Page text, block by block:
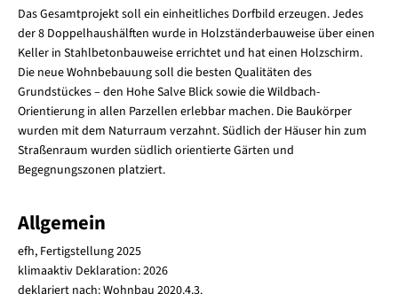
Das Gesamtprojekt soll ein einheitliches Dorfbild erzeugen. Jedes
der 8 Doppelhaushälften wurde in Holzständerbauweise über einen
Keller in Stahlbetonbauweise errichtet und hat einen Holzschirm.
Die neue Wohnbebauung soll die besten Qualitäten des
Grundstückes – den Hohe Salve Blick sowie die Wildbach-
Orientierung in allen Parzellen erlebbar machen. Die Baukörper
wurden mit dem Naturraum verzahnt. Südlich der Häuser hin zum
Straßenraum wurden südlich orientierte Gärten und
Begegnungszonen platziert.
Allgemein
efh, Fertigstellung 2025
klimaaktiv Deklaration: 2026